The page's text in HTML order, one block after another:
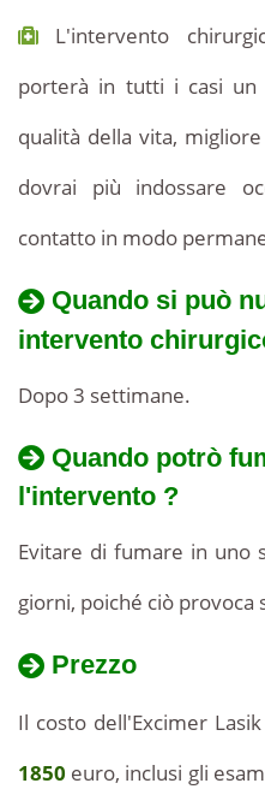
L'intervento
porterà in tutti i casi un
qualità della vita,
dovrai più indossare
contatto in modo
Quando si può
intervento
Dopo 3 settimane.
Quando potrò
l'intervento ?
Evitare di fumare in uno
giorni, poiché ciò provoca
Prezzo
Il costo dell'Excimer
1850 euro, inclusi gli